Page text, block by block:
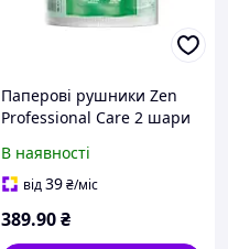
Паперові рушники Zen
Professional Care 2 шари
рулон (5944582100312)
В наявності
від39₴/міс
389.90₴